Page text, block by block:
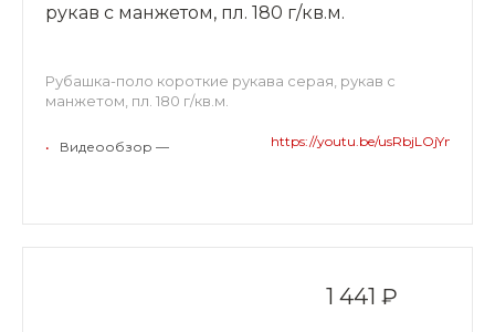
рукав с манжетом, пл. 180 г/кв.м.
Рубашка-поло короткие рукава серая, рукав с
манжетом, пл. 180 г/кв.м.
• Видеообзор — https://youtu.be/usRbjLOjYmk
1 441 ₽